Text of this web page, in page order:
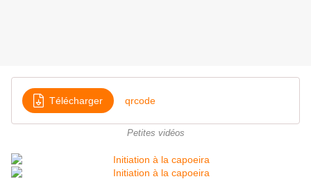
Télécharger qrcode
Petites vidéos